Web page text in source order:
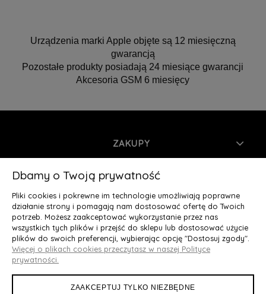
Urządzenia marki Apple objęte są 12 miesięczną
gwarancją
Pozostałe produkty posiadają 24 miesiące gwarancji
Akcesoria GSM 6 miesięcy
ZAKUPY
INFORMACJE
MOJE KONTO
O NAS
Deluxury.pl
Dbamy o Twoją prywatność
Pliki cookies i pokrewne im technologie umożliwiają poprawne
działanie strony i pomagają nam dostosować ofertę do Twoich
potrzeb. Możesz zaakceptować wykorzystanie przez nas
wszystkich tych plików i przejść do sklepu lub dostosować użycie
plików do swoich preferencji, wybierając opcję "Dostosuj zgody".
Więcej o plikach cookies przeczytasz w naszej Polityce
prywatności.
ZAAKCEPTUJ TYLKO NIEZBĘDNE